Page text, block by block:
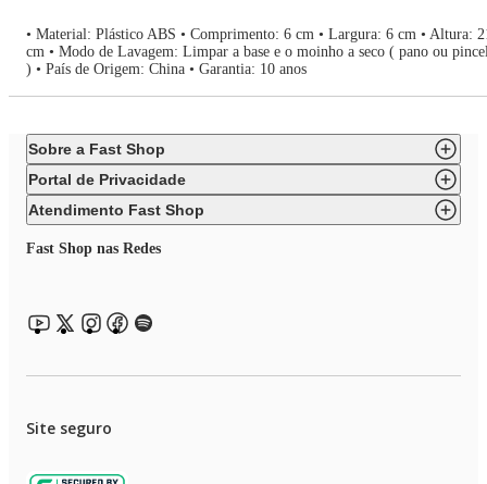
• Material: Plástico ABS • Comprimento: 6 cm • Largura: 6 cm • Altura:
cm • Modo de Lavagem: Limpar a base e o moinho a seco ( pano ou
) • País de Origem: China • Garantia: 10 anos
Sobre a Fast Shop
Portal de Privacidade
Atendimento Fast Shop
Fast Shop nas Redes
Site seguro